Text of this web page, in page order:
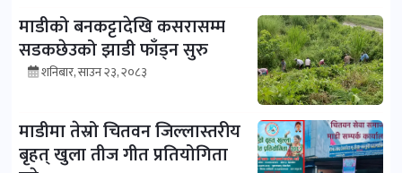
माडीको बनकट्टादेखि कसरासम्म
सडकछेउको झाडी फाँड्न सुरु
शनिबार, साउन २३, २०८३
माडीमा तेस्रो चितवन जिल्लास्तरीय
बृहत् खुला तीज गीत प्रतियोगिता